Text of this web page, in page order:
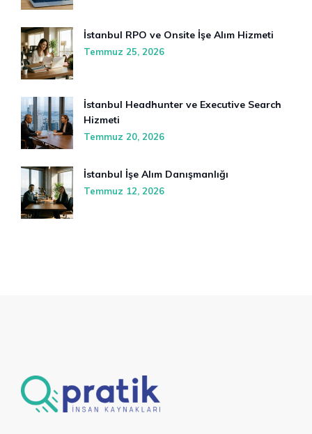
İstanbul RPO ve Onsite İşe Alım Hizmeti
Temmuz 25, 2026
İstanbul Headhunter ve Executive Search
Hizmeti
Temmuz 20, 2026
İstanbul İşe Alım Danışmanlığı
Temmuz 12, 2026